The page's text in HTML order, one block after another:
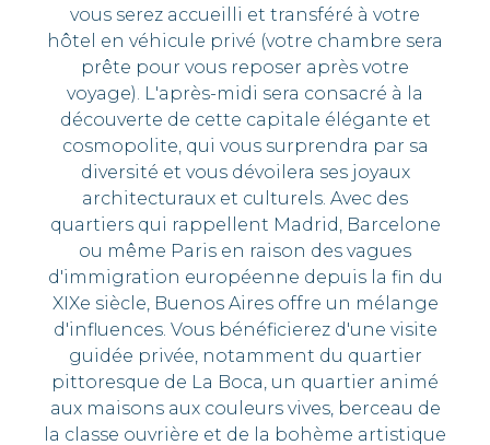
vous serez accueilli et transféré à votre
hôtel en véhicule privé (votre chambre sera
prête pour vous reposer après votre
voyage). L'après-midi sera consacré à la
découverte de cette capitale élégante et
cosmopolite, qui vous surprendra par sa
diversité et vous dévoilera ses joyaux
architecturaux et culturels. Avec des
quartiers qui rappellent Madrid, Barcelone
ou même Paris en raison des vagues
d'immigration européenne depuis la fin du
XIXe siècle, Buenos Aires offre un mélange
d'influences. Vous bénéficierez d'une visite
guidée privée, notamment du quartier
pittoresque de La Boca, un quartier animé
aux maisons aux couleurs vives, berceau de
la classe ouvrière et de la bohème artistique